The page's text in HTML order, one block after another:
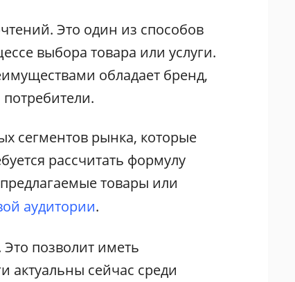
Это один из способов
выбора товара или услуги.
обладает бренд,
сегментов рынка, которые
рассчитать формулу
товары или
аудитории.
позволит иметь
актуальны сейчас среди